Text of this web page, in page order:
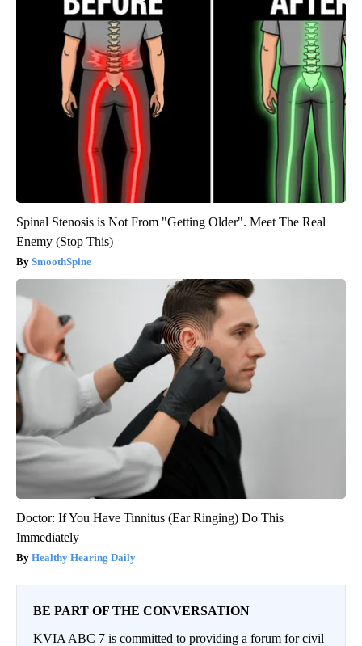
Spinal Stenosis is Not From "Getting Older". Meet The Real
Enemy (Stop This)
SmoothSpine
Doctor: If You Have Tinnitus (Ear Ringing) Do This
Immediately
Healthy Hearing Daily
BE PART OF THE CONVERSATION
KVIA ABC 7 is committed to providing a forum for civil